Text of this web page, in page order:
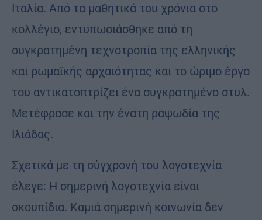
Ιταλία. Από τα μαθητικά του χρόνια στο
κολλέγιο, εντυπωσιάσθηκε από τη
συγκρατημένη τεχνοτροπία της ελληνικής
και ρωμαϊκής αρχαιότητας και το ώριμο έργο
του αντικατοπτρίζει ένα συγκρατημένο στυλ.
Μετέφρασε και την ένατη ραψωδία της
Ιλιάδας.
Σχετικά με τη σύγχρονή του λογοτεχνία
έλεγε: Η σημερινή λογοτεχνία είναι
σκουπίδια. Καμιά σημερινή κοινωνία δεν